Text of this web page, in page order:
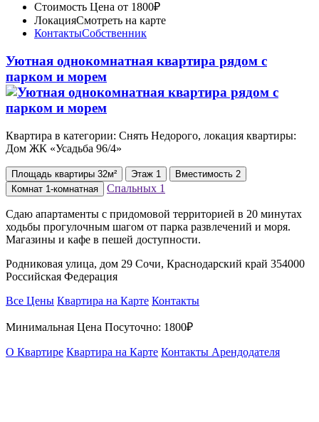
Стоимость Цена от 1800₽
ЛокацияСмотреть на карте
КонтактыСобственник
Уютная однокомнатная квартира рядом с
парком и морем
Квартира в категории: Снять Недорого, локация квартиры:
Дом ЖК «Усадьба 96/4»
Площадь квартиры 32м² Этаж 1 Вместимость 2
Комнат 1-комнатная Спальных 1
Сдаю апартаменты с придомовой территорией в 20 минутах
ходьбы прогулочным шагом от парка развлечений и моря.
Магазины и кафе в пешей доступности.
Родниковая улица, дом 29 Сочи, Краснодарский край 354000
Российская Федерация
Все Цены Квартира на Карте Контакты
Минимальная Цена Посуточно: 1800₽
О Квартире Квартира на Карте Контакты Арендодателя